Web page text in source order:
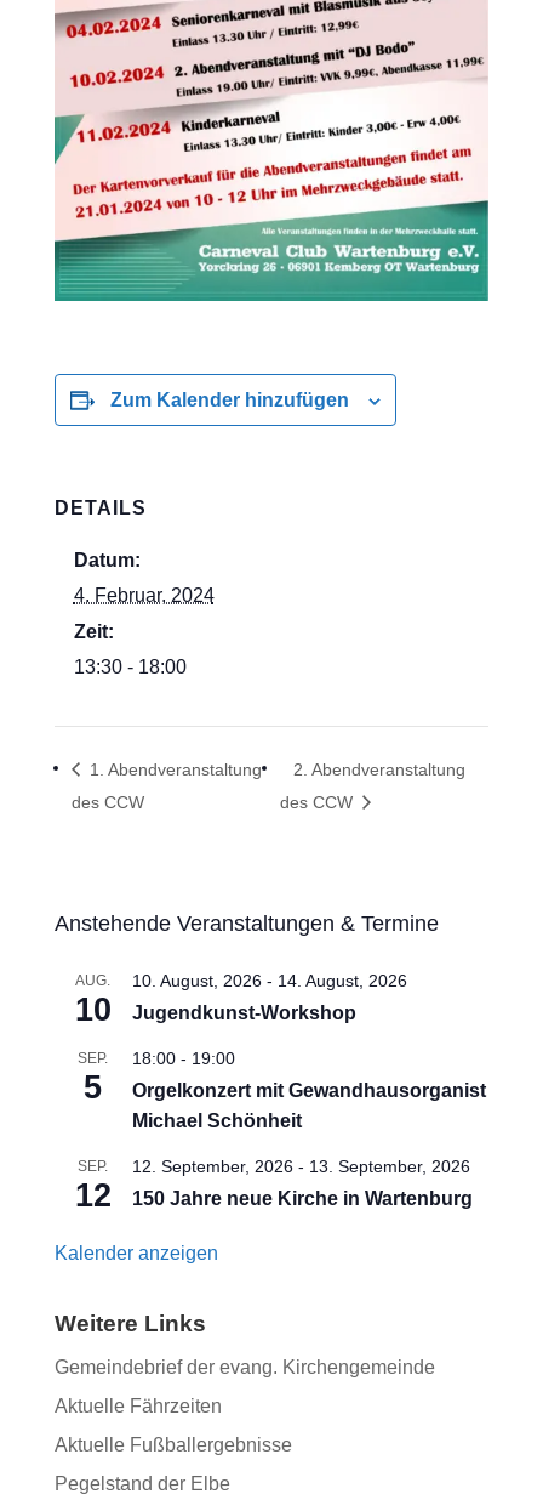
Zum Kalender hinzufügen
DETAILS
Datum:
4. Februar, 2024
Zeit:
13:30 - 18:00
1. Abendveranstaltung
des CCW
2. Abendveranstaltung
des CCW
Anstehende Veranstaltungen & Termine
AUG.
10
10. August, 2026- 14. August, 2026
Jugendkunst-Workshop
SEP.
5
18:00- 19:00
Orgelkonzert mit Gewandhausorganist
Michael Schönheit
SEP.
12
12. September, 2026- 13. September, 2026
150 Jahre neue Kirche in Wartenburg
Kalender anzeigen
Weitere Links
Gemeindebrief der evang. Kirchengemeinde
Aktuelle Fährzeiten
Aktuelle Fußballergebnisse
Pegelstand der Elbe